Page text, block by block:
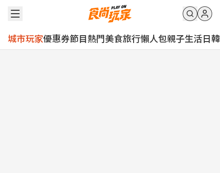
城市玩家優惠券節目熱門美食旅行懶人包親子生活日韓